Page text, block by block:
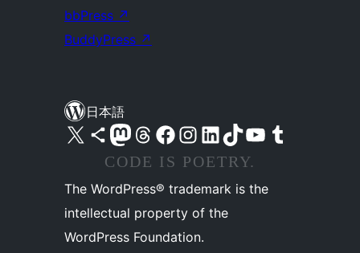
bbPress ↗
BuddyPress ↗
日本語
X (旧 Twitter) アカウントへ Bluesky アカウントへ Mastodon アカウントへ Threads アカウントへ Facebook ページへ Instagram アカウントへ LinkedIn アカウントへTikTok アカウントへ YouTube チャンネルへ Tumblr アカウントへ
CODE IS POETRY.
The WordPress® trademark is the
intellectual property of the
WordPress Foundation.